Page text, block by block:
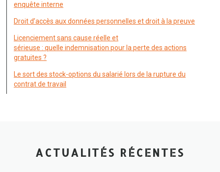
enquête interne
Droit d’accès aux données personnelles et droit à la preuve
Licenciement sans cause réelle et
sérieuse : quelle indemnisation pour la perte des actions
gratuites ?
Le sort des stock-options du salarié lors de la rupture du
contrat de travail
ACTUALITÉS RÉCENTES